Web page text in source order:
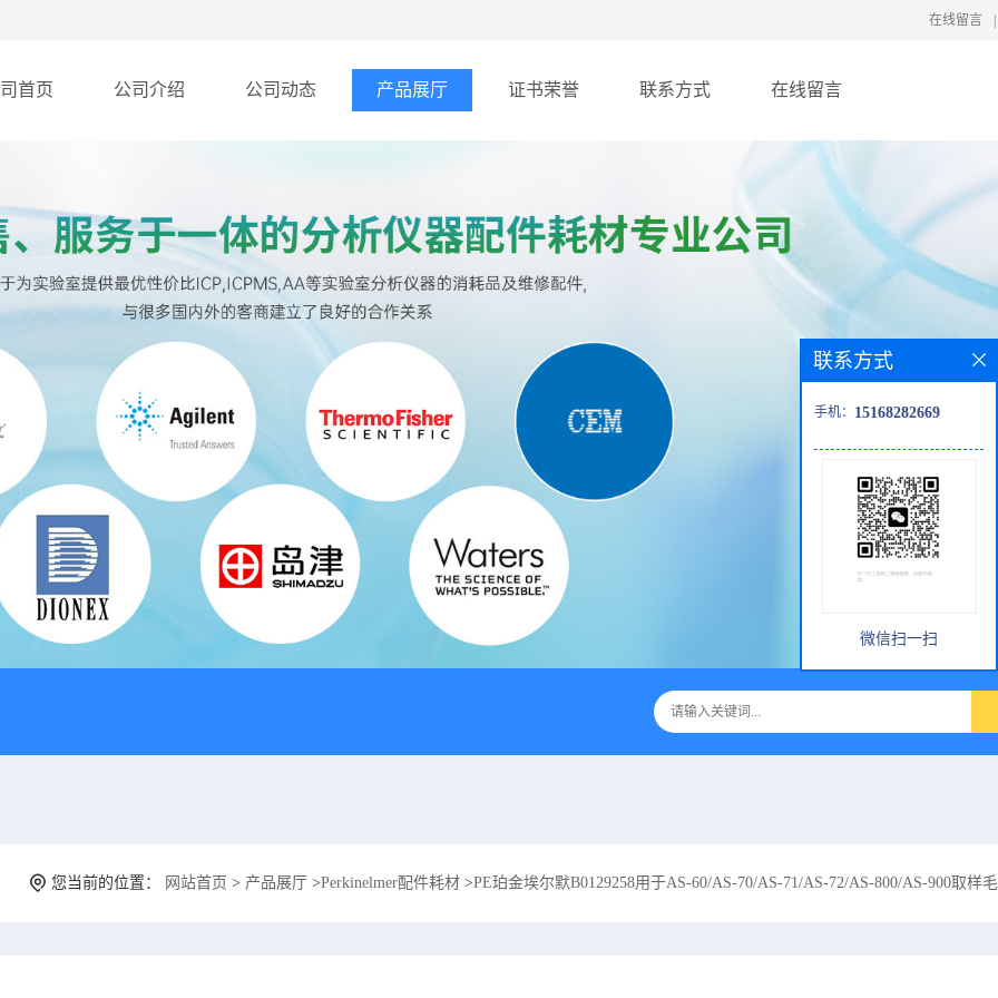
在线留言
首页 公司介绍 公司动态 产品展厅 证书荣誉 联系方式 在线留言
您当前的位置： 网站首页 > 产品展厅 >Perkinelmer配件耗材 >PE珀金埃尔默B0129258用于AS-60/AS-70/AS-71/AS-72/AS-800/AS-900取样
联系方式
手机： 15168282669
微信扫一扫